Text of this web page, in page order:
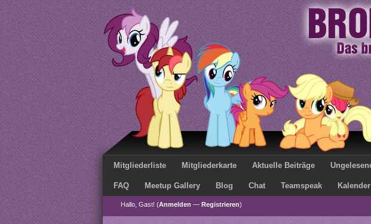
Mitgliederliste Mitgliederkarte Aktuelle Beiträge
FAQ Meetup Gallery Blog Chat Teamspeak Kalender
Hallo, Gast! (Anmelden — Registrieren)